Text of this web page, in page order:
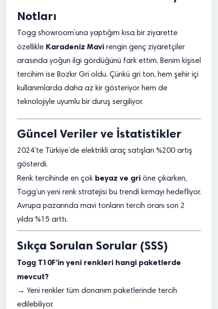
Notları
Togg showroom’una yaptığım kısa bir ziyarette
özellikle Karadeniz Mavi rengin genç ziyaretçiler
arasında yoğun ilgi gördüğünü fark ettim. Benim kişisel
tercihim ise Bozkır Gri oldu. Çünkü gri ton, hem şehir içi
kullanımlarda daha az kir gösteriyor hem de
teknolojiyle uyumlu bir duruş sergiliyor.
Güncel Veriler ve İstatistikler
2024’te Türkiye’de elektrikli araç satışları %200 artış
gösterdi.
Renk tercihinde en çok beyaz ve gri öne çıkarken,
Togg’un yeni renk stratejisi bu trendi kırmayı hedefliyor.
Avrupa pazarında mavi tonların tercih oranı son 2
yılda %15 arttı.
Sıkça Sorulan Sorular (SSS)
Togg T10F’in yeni renkleri hangi paketlerde
mevcut?
→ Yeni renkler tüm donanım paketlerinde tercih
edilebiliyor.